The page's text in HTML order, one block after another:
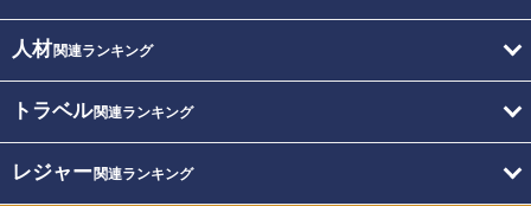
人材関連ランキング
トラベル関連ランキング
レジャー関連ランキング